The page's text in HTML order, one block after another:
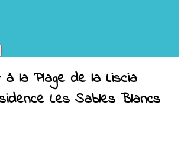
la Plage de la Liscia
Les Sables Blancs